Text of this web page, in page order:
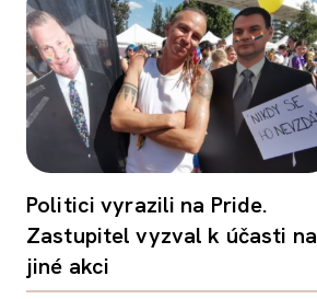
Politici vyrazili na Pride.
Zastupitel vyzval k účasti na
jiné akci